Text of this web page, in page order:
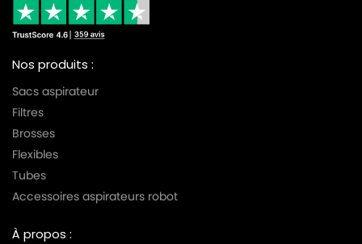
Nos produits :
Sacs aspirateur
Filtres
Brosses
Flexibles
Tubes
Accessoires aspirateurs robot
À propos :